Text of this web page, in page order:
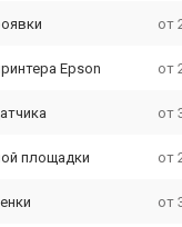
от
Epson от
от
площадки от
от